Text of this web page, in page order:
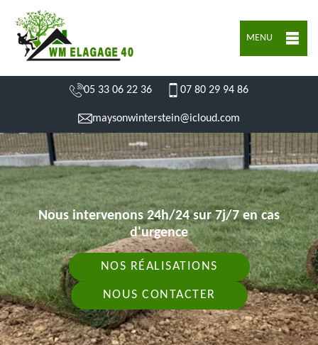
MENU
05 33 06 22 36 07 80 29 94 86
maysonwinterstein@icloud.com
Nous intervenons 24h/24 sur 7j/7 en cas
d'urgence
NOS RÉALISATIONS
NOUS CONTACTER